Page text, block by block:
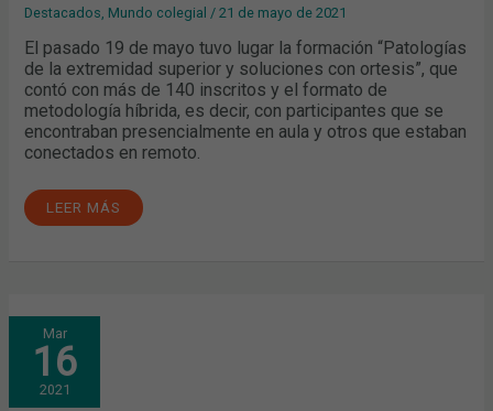
Destacados, Mundo colegial /21 de mayo de 2021
El pasado 19 de mayo tuvo lugar la formación “Patologías
de la extremidad superior y soluciones con ortesis”, que
contó con más de 140 inscritos y el formato de
metodología híbrida, es decir, con participantes que se
encontraban presencialmente en aula y otros que estaban
conectados en remoto.
LEER MÁS
Mar
16
2021
PROFUNDIZANDO
EN
LA
GESTIÓN
INTEGRAL
DEL